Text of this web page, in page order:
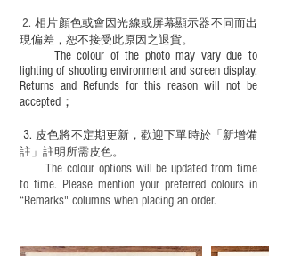
​2.相片顏色或會因光線或屏幕顯示器不同而出
現偏差，恕不接受此原因之退貨。
The colour of the photo may vary due to
lighting of shooting environment and screen display,
Returns and Refunds for this reason will not be
accepted；
3. 皮色將不定期更新，歡迎下單時於「新增備
註」註明 所需皮色。
The colour options will be updated from time
to time. Please mention your preferred colours in
“Remarks" columns when placing an order.